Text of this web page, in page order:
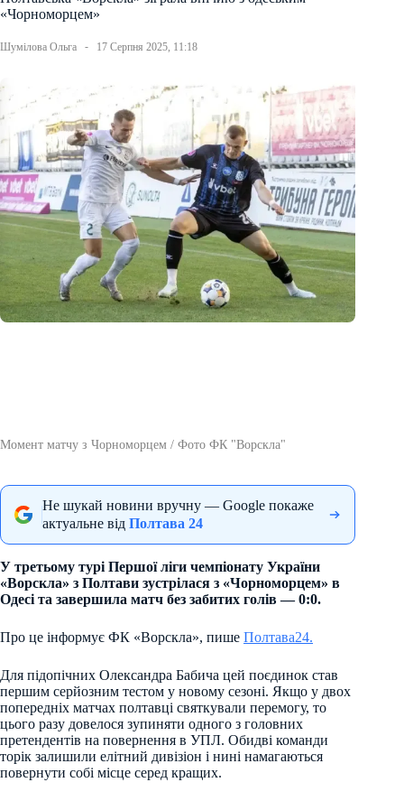
«Чорноморцем»
Шумілова Ольга 17 Серпня 2025, 11:18
Момент матчу з Чорноморцем / Фото ФК "Ворскла"
Не шукай новини вручну — Google покаже
актуальне від Полтава 24
У третьому турі Першої ліги чемпіонату України
«Ворскла» з Полтави зустрілася з «Чорноморцем» в
Одесі та завершила матч без забитих голів — 0:0.
Про це інформує ФК «Ворскла», пише Полтава24.
Для підопічних Олександра Бабича цей поєдинок став
першим серйозним тестом у новому сезоні. Якщо у двох
попередніх матчах полтавці святкували перемогу, то
цього разу довелося зупиняти одного з головних
претендентів на повернення в УПЛ. Обидві команди
торік залишили елітний дивізіон і нині намагаються
повернути собі місце серед кращих.